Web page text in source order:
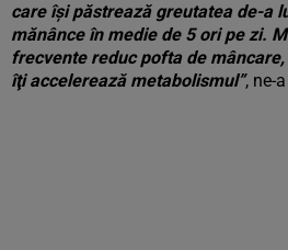
care îşi păstrează greutatea de-a
mănânce în medie de 5 ori pe zi.
frecvente reduc pofta de
îţi accelerează metabolismul”, ne-